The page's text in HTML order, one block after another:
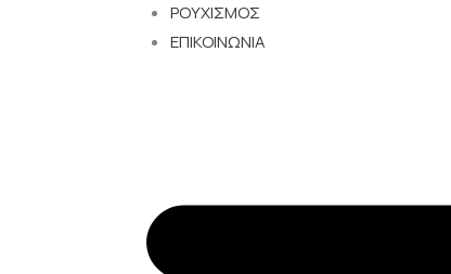
ΡΟΥΧΙΣΜΟΣ
ΕΠΙΚΟΙΝΩΝΙΑ